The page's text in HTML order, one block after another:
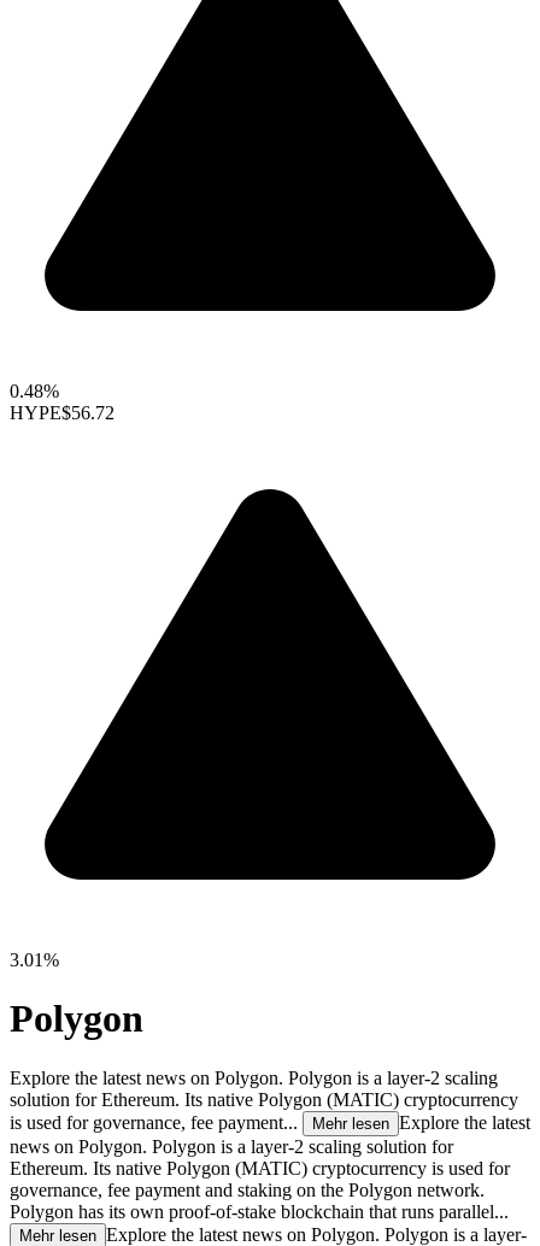
0.48%
HYPE$56.72
3.01%
Polygon
Explore the latest news on Polygon. Polygon is a layer-2 scaling
solution for Ethereum. Its native Polygon (MATIC) cryptocurrency
is used for governance, fee payment...
Mehr lesen Explore the latest
news on Polygon. Polygon is a layer-2 scaling solution for
Ethereum. Its native Polygon (MATIC) cryptocurrency is used for
governance, fee payment and staking on the Polygon network.
Polygon has its own proof-of-stake blockchain that runs parallel...
Mehr lesen Explore the latest news on Polygon. Polygon is a layer-